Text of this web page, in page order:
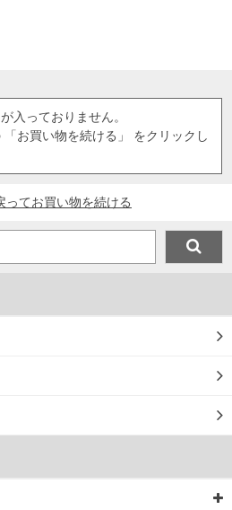
入っておりません。
お買い物を続ける」 をクリックし
ってお買い物を続ける